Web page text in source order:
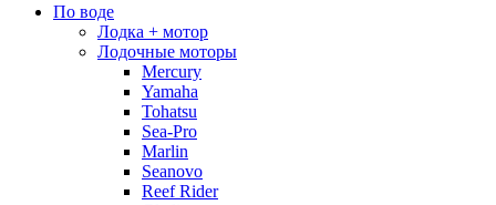
По воде
Лодка + мотор
Лодочные моторы
Mercury
Yamaha
Tohatsu
Sea-Pro
Marlin
Seanovo
Reef Rider